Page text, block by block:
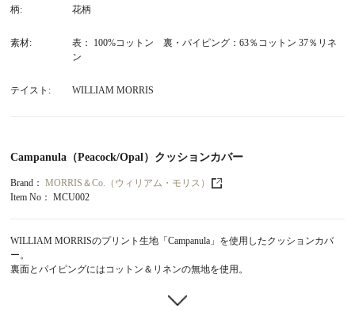
柄 花柄
素材
表： 100%コットン 裏・パイピング：63％コットン 37％リネ
ン
テイスト WILLIAM MORRIS
Campanula（Peacock/Opal）クッションカバー
Brand：MORRIS＆Co.（ウィリアム・モリス）
Item No：MCU002
WILLIAM MORRISのプリント生地「Campanula」を使用したクッションカバ
ー。
裏面とパイピングにはコットン＆リネンの無地を使用。
かな花々が咲きほこっている美しいプリント生地。ブルー系の濃淡と葉っぱの